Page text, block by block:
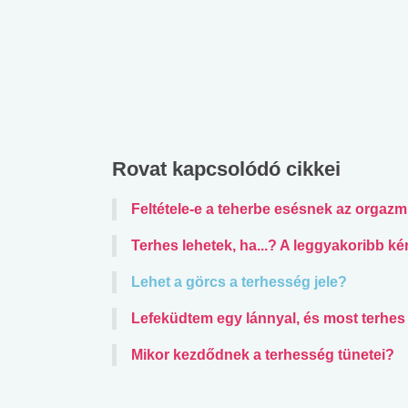
Rovat kapcsolódó cikkei
Feltétele-e a teherbe esésnek az
Terhes lehetek, ha...? A leggyakoribb
Lehet a görcs a terhesség jele?
Lefeküdtem egy lánnyal, és most terhes
Mikor kezdődnek a terhesség tünetei?